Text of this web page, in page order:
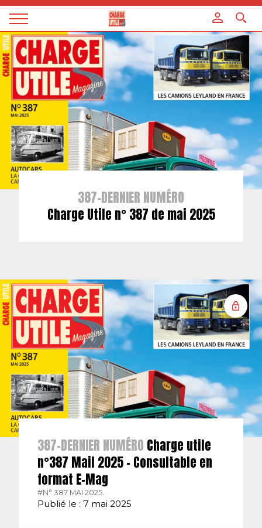
Magazine
Charge
utile
387-DERNIER NUMÉRO
Charge Utile n° 387 de mai 2025
387-DERNIER NUMÉRO Charge utile
n°387 Mail 2025 – Consultable en
format E-Mag
#N° 387 MAI 2025.
Publié le : 7 mai 2025
Panneau de gestion des cookies